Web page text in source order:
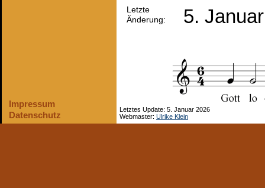
Letzte
Änderung:
5.
Impressum
Datenschutz
Letztes Update: 5. Januar 2026
Webmaster: Ulrike Klein